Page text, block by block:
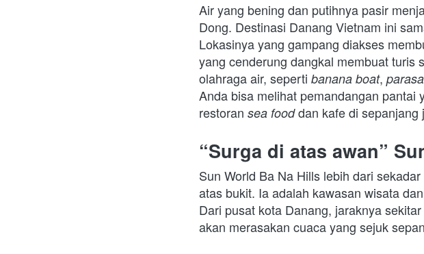
Air yang bening dan putihnya pasir
Dong. Destinasi Danang Vietnam ini
Lokasinya yang gampang diakses
yang cenderung dangkal membuat turis
olahraga air, seperti banana boat,
Anda bisa melihat pemandangan pantai
restoran sea food dan kafe di sepanjang
“Surga di atas awan”
Sun World Ba Na Hills lebih dari
atas bukit. Ia adalah kawasan wisata
Dari pusat kota Danang, jaraknya
akan merasakan cuaca yang sejuk